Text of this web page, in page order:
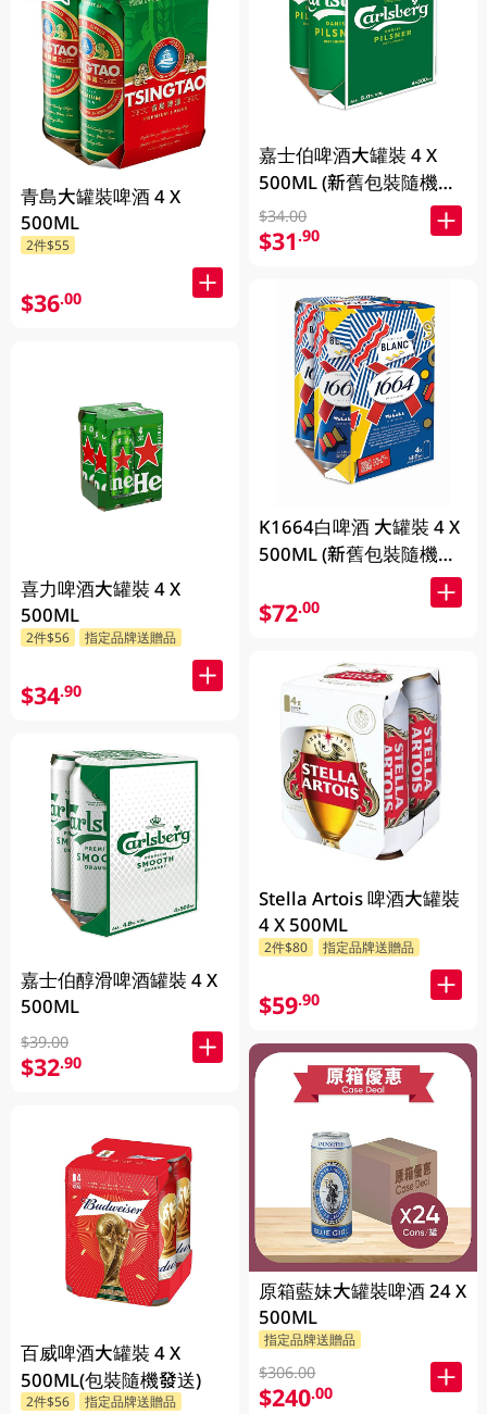
青島大罐裝啤酒 4 X
500ML
2件$55
$36.00
喜力啤酒大罐裝 4 X
500ML
2件$56 指定品牌送贈品
$34.90
嘉士伯醇滑啤酒罐裝 4 X
500ML
$39.00
$32.90
百威啤酒大罐裝 4 X
500ML(包裝隨機發送)
2件$56 指定品牌送贈品
嘉士伯啤酒大罐裝 4 X
500ML (新舊包裝隨機發
貨)
$34.00
$31.90
K1664白啤酒 大罐裝 4 X
500ML (新舊包裝隨機發
$72.00
Stella Artois 啤酒大罐裝
4 X 500ML
2件$80 指定品牌送贈品
$59.90
原箱藍妹大罐裝啤酒 24 X
500ML
指定品牌送贈品
$306.00
$240.00